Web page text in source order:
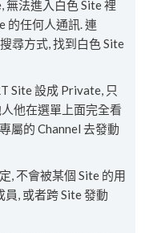
無法進入白色 Site 裡
的任何人通訊. 連
尋方式, 找到白色 Site
Site 設成 Private, 只
他在選單上面完全看
屬的 Channel 去發動
, 不會被某個 Site 的用
員, 或者跨 Site 發動